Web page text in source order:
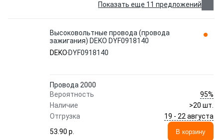
Показать еще 11 предложений
Высоковольтные провода (провода
зажигания) DEKO DYF0918140
DEKO DYF0918140
Провода 2000
Вероятность
95%
Наличие
>20 шт.
Отгрузка
19 - 22 августа
53.90 p.
В корзину